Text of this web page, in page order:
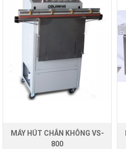
MÁY HÚT CHÂN KHÔNG VS-
800